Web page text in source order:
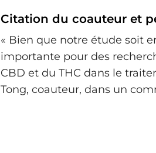
Citation du coauteur et
« Bien que notre étude soit
importante pour des
CBD et du THC dans le
Tong, coauteur, dans un